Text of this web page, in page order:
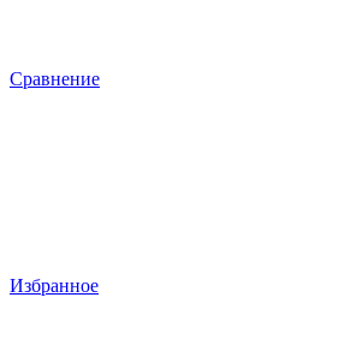
Сравнение
Избранное